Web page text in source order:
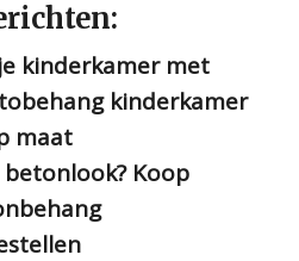
kinderkamer met
kinderkamer
maat
Koop